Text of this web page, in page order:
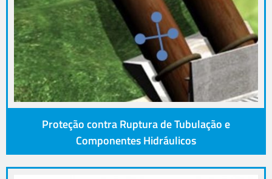
Proteção contra Ruptura de Tubulação e
Componentes Hidráulicos